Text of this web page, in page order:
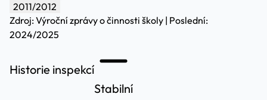
2011/2012
Zdroj: Výroční zprávy o činnosti školy | Poslední:
2024/2025
Historie inspekcí
Stabilní